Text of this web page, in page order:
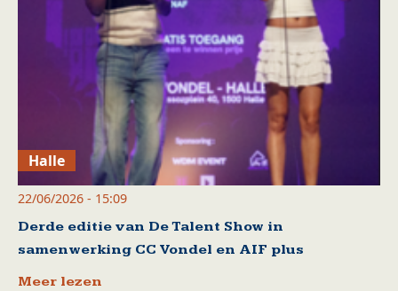
Halle
22/06/2026 - 15:09
Derde editie van De Talent Show in
samenwerking CC Vondel en AIF plus
Meer lezen